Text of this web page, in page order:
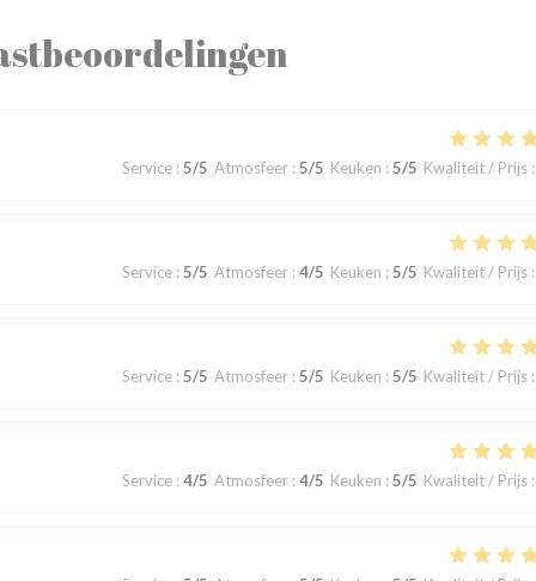
Service: 5/5 Atmosfeer: 5/5 Keuken : 5/5 Kwaliteit / Prijs:
Service: 5/5 Atmosfeer: 4/5 Keuken : 5/5 Kwaliteit / Prijs:
Service: 5/5 Atmosfeer: 5/5 Keuken : 5/5 Kwaliteit / Prijs:
Service: 4/5 Atmosfeer: 4/5 Keuken : 5/5 Kwaliteit / Prijs: